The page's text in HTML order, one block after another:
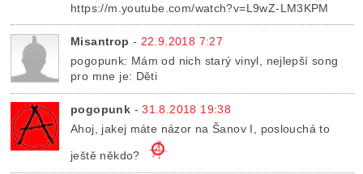
https://m.youtube.com/watch?v=L9wZ-LM3KPM
Misantrop - 22.9.2018 7:27
pogopunk: Mám od nich starý vinyl, nejlepší song
pro mne je: Děti
pogopunk -31.8.2018 19:38
Ahoj, jakej máte názor na Šanov I, poslouchá to
ještě někdo?